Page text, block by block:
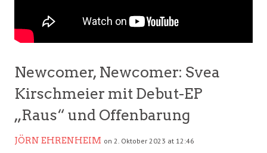
Newcomer, Newcomer: Svea
Kirschmeier mit Debut-EP
„Raus“ und Offenbarung
JÖRN EHRENHEIM on 2. Oktober 2023 at 12:46